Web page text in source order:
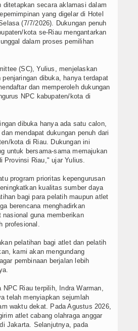
ditetapkan secara aklamasi dalam
yang digelar di Hotel
(7/7/2026). Dukungan penuh
kota se-Riau mengantarkan
dalam proses pemilihan
(SC), Yulius, menjelaskan
penjaringan dibuka, hanya terdapat
dan memperoleh dukungan
NPC kabupaten/kota di
dibuka hanya ada satu calon,
mendapat dukungan penuh dari
kota di Riau. Dukungan ini
untuk bersama-sama memajukan
Provinsi Riau," ujar Yulius.
program prioritas kepengurusan
kualitas sumber daya
bagi para pelatih maupun atlet
berencana menghadirkan
guna memberikan
profesional.
pelatihan bagi atlet dan pelatih
kami akan mengundang
pembinaan berjalan lebih
Riau terpilih, Indra Warman,
telah menyiapkan sejumlah
waktu dekat. Pada Agustus 2026,
atlet cabang olahraga anggar
Jakarta. Selanjutnya, pada